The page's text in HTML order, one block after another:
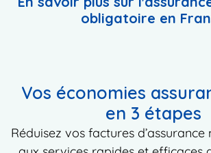
obligatoire en
Vos économies
en 3 étapes
Réduisez vos factures